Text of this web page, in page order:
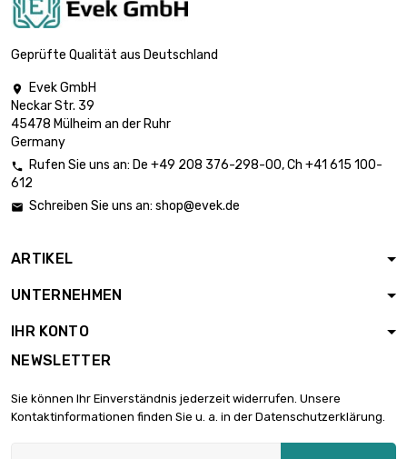
Geprüfte Qualität aus Deutschland

Evek GmbH
Neckar Str. 39
45478 Mülheim an der Ruhr
Germany
 Rufen Sie uns an: De +49 208 376-298-00, Ch +41 615 100-
612
 Schreiben Sie uns an: shop@evek.de
ARTIKEL
UNTERNEHMEN
IHR KONTO
NEWSLETTER
Sie können Ihr Einverständnis jederzeit widerrufen. Unsere
Kontaktinformationen finden Sie u. a. in der Datenschutzerklärung.